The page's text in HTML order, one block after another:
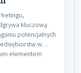
kluczową
potencjalnych
w
elementem